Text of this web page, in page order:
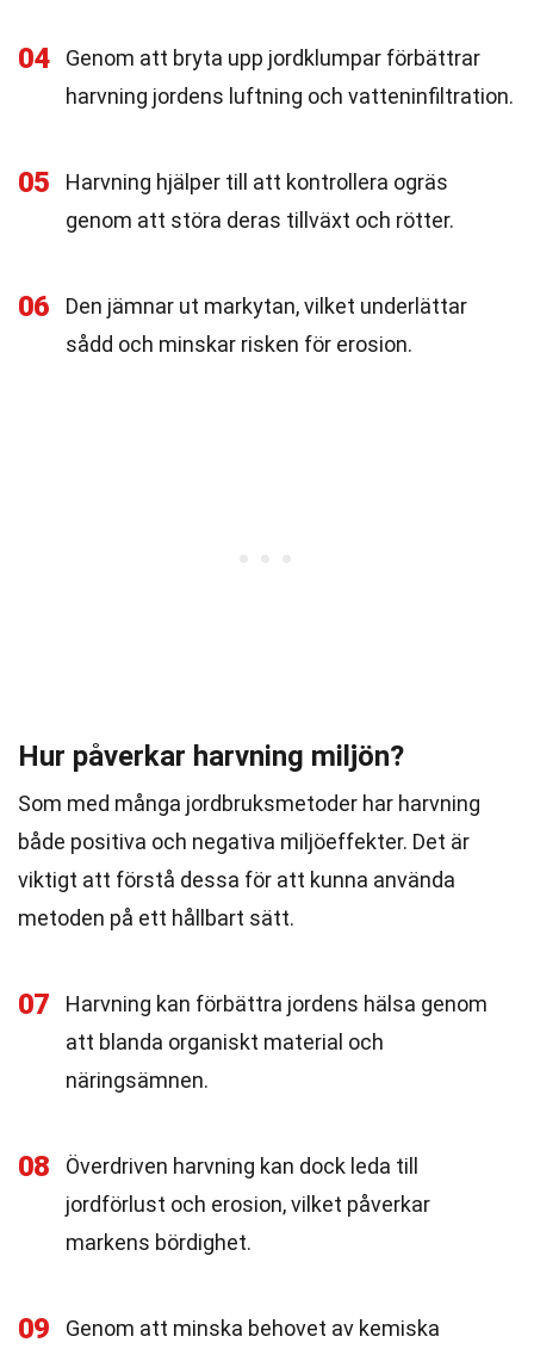
04
Genom att bryta upp jordklumpar förbättrar
harvning jordens luftning och vatteninfiltration.
05
Harvning hjälper till att kontrollera ogräs
genom att störa deras tillväxt och rötter.
06
Den jämnar ut markytan, vilket underlättar
sådd och minskar risken för erosion.
Hur påverkar harvning miljön?
Som med många jordbruksmetoder har harvning
både positiva och negativa miljöeffekter. Det är
viktigt att förstå dessa för att kunna använda
metoden på ett hållbart sätt.
07
Harvning kan förbättra jordens hälsa genom
att blanda organiskt material och
näringsämnen.
08
Överdriven harvning kan dock leda till
jordförlust och erosion, vilket påverkar
markens bördighet.
09
Genom att minska behovet av kemiska